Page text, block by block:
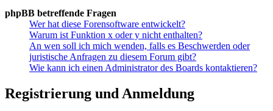
phpBB betreffende Fragen
Wer hat diese Forensoftware entwickelt?
Warum ist Funktion x oder y nicht enthalten?
An wen soll ich mich wenden, falls es Beschwerden oder
juristische Anfragen zu diesem Forum gibt?
Wie kann ich einen Administrator des Boards kontaktieren?
Registrierung und Anmeldung